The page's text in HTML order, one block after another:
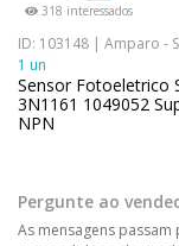
318 interessados
ID: 103148 | Amparo -
1 un
Sensor Fotoeletrico
3N1161 1049052
NPN
Pergunte ao
As mensagens